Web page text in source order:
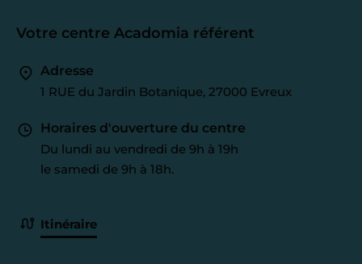
Votre centre Acadomia référent
Adresse
1 RUE du Jardin Botanique, 27000 Evreux
Horaires d'ouverture du centre
Du lundi au vendredi de 9h à 19h
le samedi de 9h à 18h.
Itinéraire